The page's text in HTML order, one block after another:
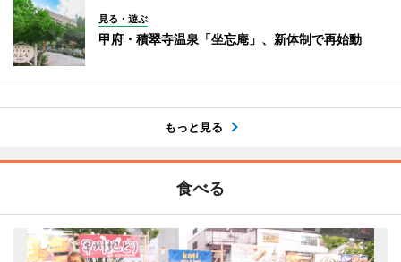
見る・遊ぶ
甲府・積翠寺温泉「坐忘庵」、新体制で再始動
もっと見る
食べる